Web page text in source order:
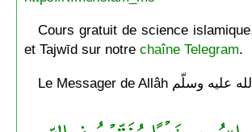
Cours gratuit de science
et Tajwīd sur notre chaîne Telegram.